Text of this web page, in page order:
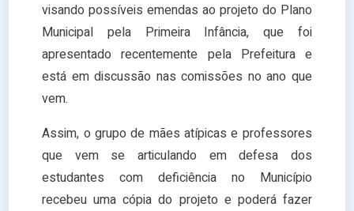
visando possíveis emendas ao projeto do Plano
Municipal pela Primeira Infância, que foi
apresentado recentemente pela Prefeitura e
está em discussão nas comissões no ano que
vem.
Assim, o grupo de mães atípicas e professores
que vem se articulando em defesa dos
estudantes com deficiência no Município
recebeu uma cópia do projeto e poderá fazer